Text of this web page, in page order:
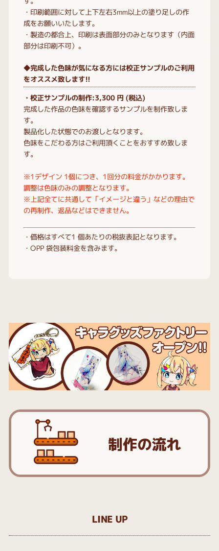
・印刷範囲に対して上下左右3mm以上の塗り足しの作
成をお願いいたします。
・製造の都合上、印刷は表面部分のみとなります（内面
部分は印刷不可）。
◆完成した色味が気になる方には校正サンプルのご利用
をオススメ致します!!
・校正サンプルの制作:3,300 円 (税込)
完成した作品の色味を確認するサンプルを制作致しま
す。
製品化した状態でのお渡しとなります。
色味をこだわる方はご利用頂くことをおすすめ致しま
す。
※1デザイン 1個につき、1回分の料金がかかります。
調整は色味のみの調整となります。
※上記全てに共通して「イメージと違う」などの理由で
の再制作、返品などはできません。
・価格はすべて1 個あたりの税抜表記となります。
・OPP 袋包装料金を含みます。
LINE UP